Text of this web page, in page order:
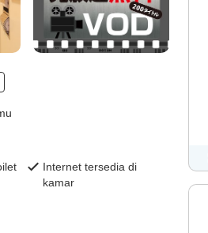
Internet tersedia di
kamar